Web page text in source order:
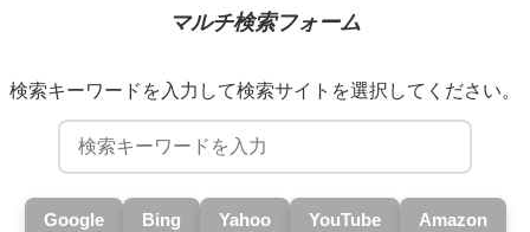
マルチ検索フォーム
検索キーワードを入力して検索サイトを選択してください。
Google Bing Yahoo YouTube Amazon